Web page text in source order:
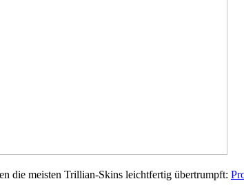
die meisten Trillian-Skins leichtfertig übertrumpft: